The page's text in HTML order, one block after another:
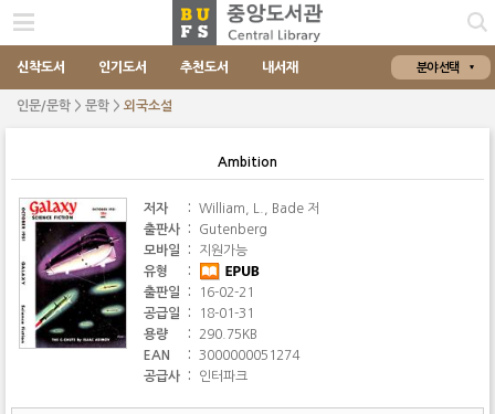
신착도서 인기도서 추천도서 내서재 분야 선택
인문/문학 > 문학 > 외국소설
Ambition
저자 :
William, L., Bade 저
출판사
:
Gutenberg
모바일
:
지원가능
유형
:
출판일
:
16-02-21
공급일
:
18-01-31
용량
:
290.75KB
EAN
:
3000000051274
공급사
: 인터파크